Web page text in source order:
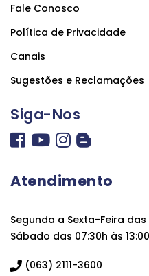
Fale Conosco
Política de Privacidade
Canais
Sugestões e Reclamações
Siga-Nos
Atendimento
Segunda a Sexta-Feira das
Sábado das 07:30h às
(063) 2111-3600